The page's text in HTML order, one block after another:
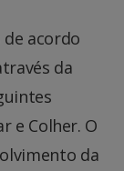
acordo
da
e Colher. O
da